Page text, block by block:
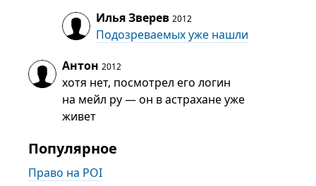
Илья Зверев 2012
Подозреваемых уже нашли
Антон 2012
хотя нет, посмотрел его логин
на мейл ру — он в астрахане уже
живет
Популярное
Право на POI